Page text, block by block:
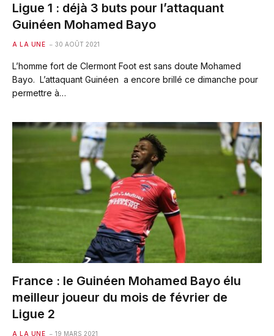
Ligue 1 : déjà 3 buts pour l’attaquant
Guinéen Mohamed Bayo
A LA UNE 30 AOÛT 2021
L’homme fort de Clermont Foot est sans doute Mohamed
Bayo. L’attaquant Guinéen a encore brillé ce dimanche pour
permettre à…
France : le Guinéen Mohamed Bayo élu
meilleur joueur du mois de février de
Ligue 2
A LA UNE 19 MARS 2021